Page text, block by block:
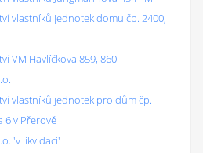
vlastníků jednotek domu čp. 2400,
VM Havlíčkova 859, 860
vlastníků jednotek pro dům čp.
6 v Přerově
'v likvidaci'